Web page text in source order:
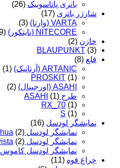
باتری پاناسونیک (26)
شارژر باتری (17)
VARTA (وارتا)
(3)
NITECORE (نایتکور)
(9)
خازن (2)
BLAUPUNKT (3)
قلع (8)
ARTANIC (آرتانیک)
(1)
PROSKIT (1)
ASAHI (اورجینال)
(2)
طرح ASAHI (1)
RX_70 (1)
S (1)
نمایشگر لودسل (16)
نمایشگر لودسل yaohua (2)
نمایشگر لودسل vista (2)
نمایشگر لودسل کاموس
چراغ قوه (11)